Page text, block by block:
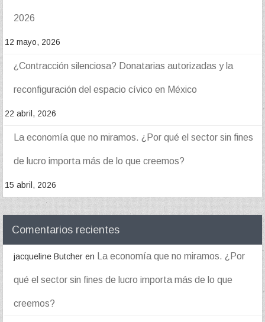
2026
12 mayo, 2026
¿Contracción silenciosa? Donatarias autorizadas y la
reconfiguración del espacio cívico en México
22 abril, 2026
La economía que no miramos. ¿Por qué el sector sin fines
de lucro importa más de lo que creemos?
15 abril, 2026
Comentarios recientes
jacqueline Butcher en La economía que no miramos. ¿Por
qué el sector sin fines de lucro importa más de lo que
creemos?